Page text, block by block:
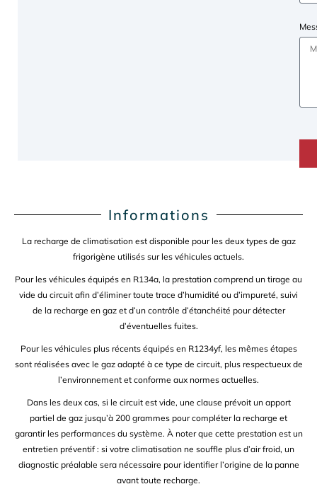
Informations
La recharge de climatisation est disponible pour les deux types de gaz
frigorigène utilisés sur les véhicules actuels.
Pour les véhicules équipés en R134a, la prestation comprend un tirage au
vide du circuit afin d’éliminer toute trace d’humidité ou d’impureté, suivi
de la recharge en gaz et d’un contrôle d’étanchéité pour détecter
d’éventuelles fuites.
Pour les véhicules plus récents équipés en R1234yf, les mêmes étapes
sont réalisées avec le gaz adapté à ce type de circuit, plus respectueux de
l’environnement et conforme aux normes actuelles.
Dans les deux cas, si le circuit est vide, une clause prévoit un apport
partiel de gaz jusqu’à 200 grammes pour compléter la recharge et
garantir les performances du système. À noter que cette prestation est un
entretien préventif : si votre climatisation ne souffle plus d’air froid, un
diagnostic préalable sera nécessaire pour identifier l’origine de la panne
avant toute recharge.